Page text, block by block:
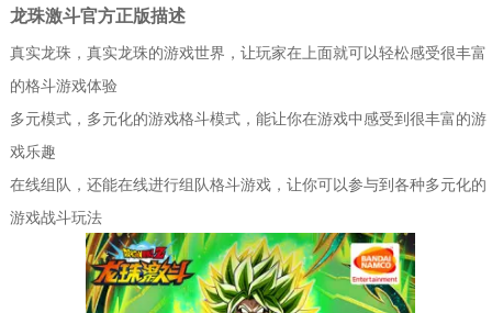
龙珠激斗官方正版描述
真实龙珠，真实龙珠的游戏世界，让玩家在上面就可以轻松感受很丰富
的格斗游戏体验
多元模式，多元化的游戏格斗模式，能让你在游戏中感受到很丰富的游
戏乐趣
在线组队，还能在线进行组队格斗游戏，让你可以参与到各种多元化的
游戏战斗玩法